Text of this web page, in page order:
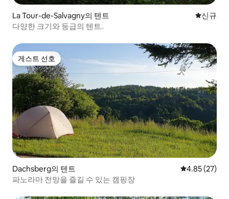
La Tour-de-Salvagny의 텐트 신규 숙소
신규
다양한 크기와 등급의 텐트.
게스트 선호
게스트 선호
Dachsberg의 텐트 평점 4.85점(5
4.85 (27)
파노라마 전망을 즐길 수 있는 캠핑장